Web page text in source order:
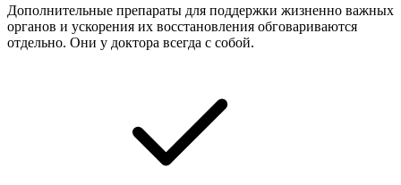
Дополнительные препараты для поддержки жизненно важных
органов и ускорения их восстановления обговариваются
отдельно. Они у доктора всегда с собой.